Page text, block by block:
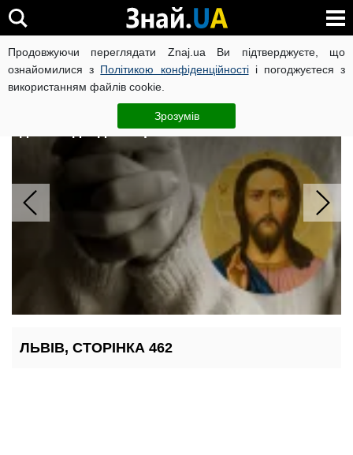
Продовжуючи переглядати Znaj.ua Ви підтверджуєте, що
ознайомилися з Політикою конфіденційностіі погоджуєтеся з
використанням файлів cookie.
Зрозумів
ВІЙНА РОСІЇ ПРОТИ УКРАЇНИ КОРОНАВІРУС В УКРАЇНІ
Коридор затемнень у серпні: три
молитви-обереги, які захистять
дітей від бід і хвороб
ЛЬВІВ, СТОРІНКА 462